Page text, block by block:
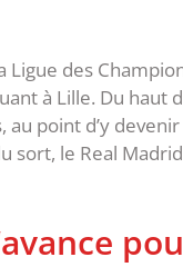
des
à Lille. Du haut
au point d’y
sort, le Real